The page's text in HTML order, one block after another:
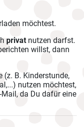
möchtest.
privat nutzen darfst.
willst, dann
(z. B. Kinderstunde,
nutzen möchtest,
da Du dafür eine